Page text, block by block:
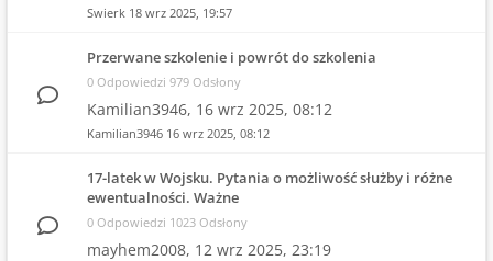
Swierk 18 wrz 2025, 19:57
Przerwane szkolenie i powrót do szkolenia
0 Odpowiedzi 979 Odsłony
Kamilian3946, 16 wrz 2025, 08:12
Kamilian3946 16 wrz 2025, 08:12
17-latek w Wojsku. Pytania o możliwość służby i różne
ewentualności. Ważne
0 Odpowiedzi 1023 Odsłony
mayhem2008, 12 wrz 2025, 23:19